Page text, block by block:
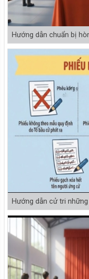
Hướng dẫn chuẩn bị
Hướng dẫn cử tri